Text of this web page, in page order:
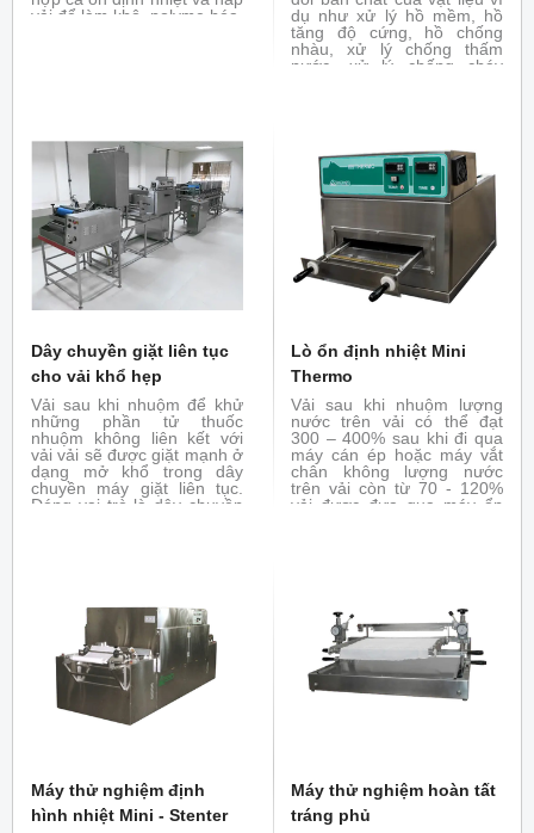
vải để làm khô, polyme hóa,
dụ như xử lý hồ mềm, hồ
tăng độ cứng, hồ chống
nhàu, xử lý chống thấm
nước, xử lý chống cháy
biến đổi tính chất của vải
dưới tác dụng của hóa chất
Dây chuyền giặt liên tục
cho vải khổ hẹp
Vải sau khi nhuộm để khử
những phần tử thuốc
nhuộm không liên kết với
vải vải sẽ được giặt mạnh ở
dạng mở khổ trong dây
chuyền máy giặt liên tục.
Đóng vai trò là dây chuyền
Lò ổn định nhiệt Mini
Thermo
Vải sau khi nhuộm lượng
nước trên vải có thể đạt
300 – 400% sau khi đi qua
máy cán ép hoặc máy vắt
chân không lượng nước
trên vải còn từ 70 - 120%
vải được đưa qua máy ổn
Máy thử nghiệm định
hình nhiệt Mini - Stenter
Máy thử nghiệm hoàn tất
tráng phủ